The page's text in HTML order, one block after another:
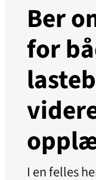
Ber
for
I en felles